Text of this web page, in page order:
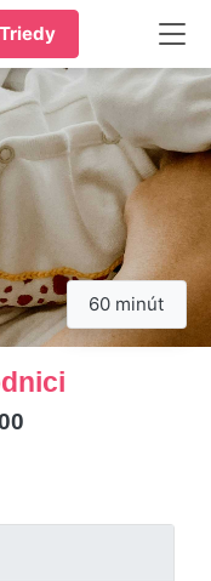
Triedy
60 minút